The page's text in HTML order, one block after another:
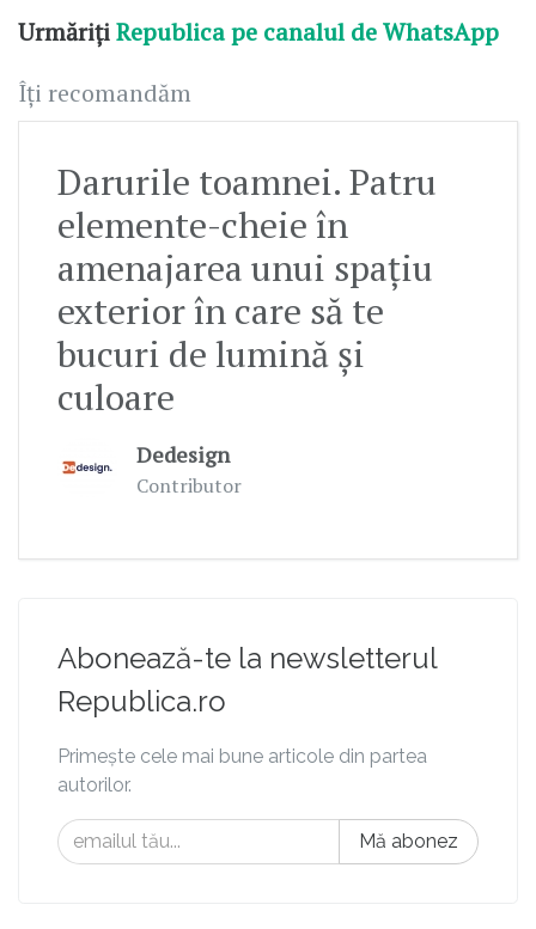
UrmărițiRepublica pe canalul de WhatsApp
Îți recomandăm
Darurile toamnei. Patru
elemente-cheie în
amenajarea unui spațiu
exterior în care să te
bucuri de lumină și
culoare
Dedesign
Contributor
Abonează-te la newsletterul
Republica.ro
Primește cele mai bune articole din partea
autorilor.
Mă abonez